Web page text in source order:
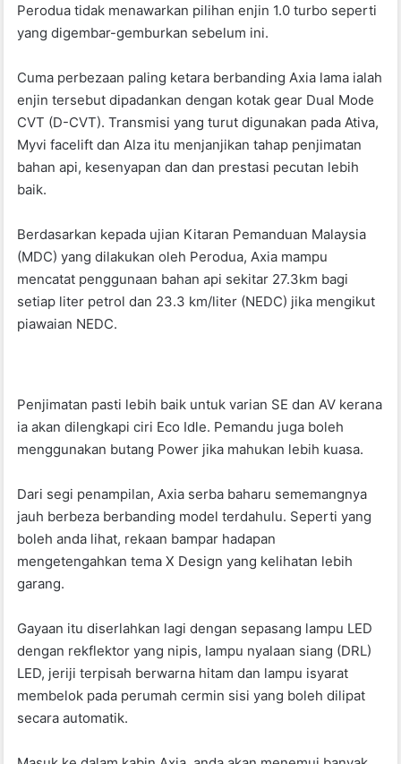
Perodua tidak menawarkan pilihan enjin 1.0 turbo seperti
yang digembar-gemburkan sebelum ini.
Cuma perbezaan paling ketara berbanding Axia lama ialah
enjin tersebut dipadankan dengan kotak gear Dual Mode
CVT (D-CVT). Transmisi yang turut digunakan pada Ativa,
Myvi facelift dan Alza itu menjanjikan tahap penjimatan
bahan api, kesenyapan dan dan prestasi pecutan lebih
baik.
Berdasarkan kepada ujian Kitaran Pemanduan Malaysia
(MDC) yang dilakukan oleh Perodua, Axia mampu
mencatat penggunaan bahan api sekitar 27.3km bagi
setiap liter petrol dan 23.3 km/liter (NEDC) jika mengikut
piawaian NEDC.
Penjimatan pasti lebih baik untuk varian SE dan AV kerana
ia akan dilengkapi ciri Eco Idle. Pemandu juga boleh
menggunakan butang Power jika mahukan lebih kuasa.
Dari segi penampilan, Axia serba baharu sememangnya
jauh berbeza berbanding model terdahulu. Seperti yang
boleh anda lihat, rekaan bampar hadapan
mengetengahkan tema X Design yang kelihatan lebih
garang.
Gayaan itu diserlahkan lagi dengan sepasang lampu LED
dengan rekflektor yang nipis, lampu nyalaan siang (DRL)
LED, jeriji terpisah berwarna hitam dan lampu isyarat
membelok pada perumah cermin sisi yang boleh dilipat
secara automatik.